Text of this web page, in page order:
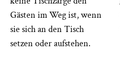
Gästen im Weg ist, wenn
sie sich an den Tisch
setzen oder aufstehen.